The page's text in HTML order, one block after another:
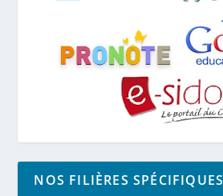
NOS FILIÈRES SPÉCIFIQUES